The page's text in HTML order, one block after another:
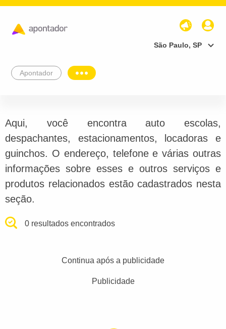
São Paulo, SP
Apontador
Aqui, você encontra auto escolas,
despachantes, estacionamentos, locadoras e
guinchos. O endereço, telefone e várias outras
informações sobre esses e outros serviços e
produtos relacionados estão cadastrados nesta
seção.
0 resultados encontrados
Continua após a publicidade
Publicidade